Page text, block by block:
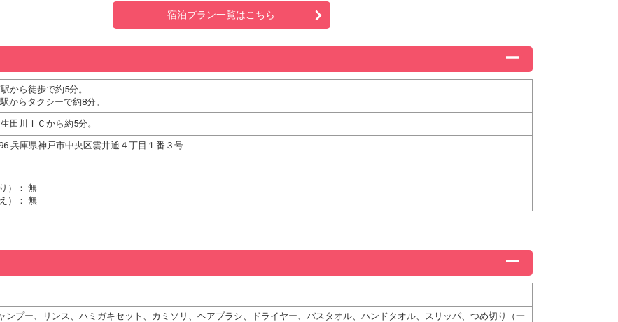
宿泊プラン一覧はこちら
から徒歩で約5分。
からタクシーで約8分。
田川ＩＣから約5分。
兵庫県神戸市中央区雲井通４丁目１番３号
）： 無
）： 無
ンプー、リンス、ハミガキセット、カミソリ、ヘアブラシ、ドライヤー、バスタオル、ハンドタオル、スリッパ、つめ切り（一